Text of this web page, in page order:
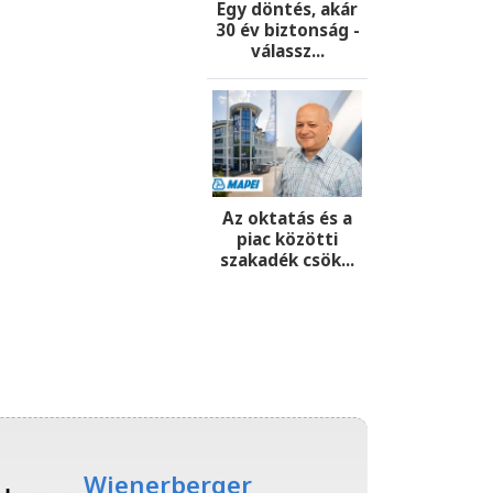
Egy döntés, akár
30 év biztonság -
válassz...
Az oktatás és a
piac közötti
szakadék csök...
Wienerberger